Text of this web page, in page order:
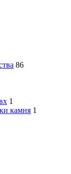
86
1
камня 1